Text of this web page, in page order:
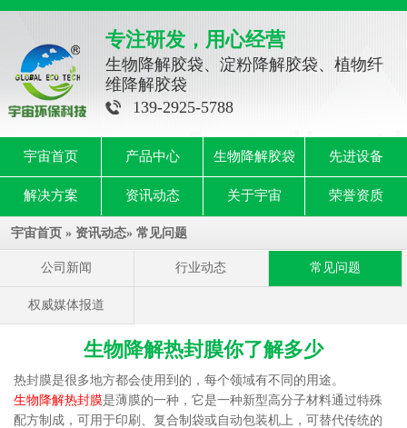
专注研发，用心经营
生物降解胶袋、淀粉降解胶袋、植物纤
维降解胶袋
139-2925-5788
宇宙首页 产品中心 生物降解胶袋 先进设备
解决方案 资讯动态 关于宇宙 荣誉资质
宇宙首页 » 资讯动态» 常见问题
公司新闻 行业动态 常见问题
权威媒体报道
生物降解热封膜你了解多少
热封膜是很多地方都会使用到的，每个领域有不同的用途。
生物降解热封膜是薄膜的一种，它是一种新型高分子材料通过特殊
配方制成，可用于印刷、复合制袋或自动包装机上，可替代传统的